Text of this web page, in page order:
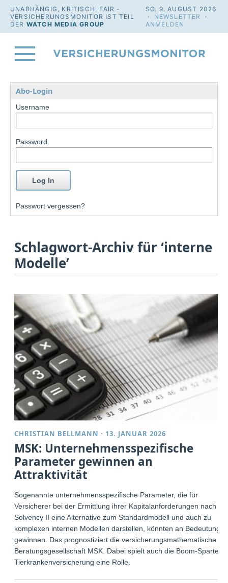
UNABHÄNGIG, KRITISCH, FAIR -
VERSICHERUNGSMONITOR IST TEIL
DER WATCH MEDIA GROUP
SO. 9. AUGUST 2026
· NEWSLETTER
·
ANMELDEN
Abo-Login
Username
Password
Passwort vergessen?
Schlagwort-Archiv für ‘interne
Modelle’
CHRISTIAN BELLMANN · 13. JANUAR 2026
MSK: Unternehmensspezifische
Parameter gewinnen an
Attraktivität
Sogenannte unternehmensspezifische Parameter, die für
Versicherer bei der Ermittlung ihrer Kapitalanforderungen nach
Solvency II eine Alternative zum Standardmodell und auch zu
komplexen internen Modellen darstellen, könnten an Bedeutung
gewinnen. Das prognostiziert die versicherungsmathematische
Beratungsgesellschaft MSK. Dabei spielt auch die Boom-Sparte
Tierkrankenversicherung eine Rolle.